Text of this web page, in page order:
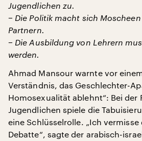
Jugendlichen zu.
− Die Politik macht sich
Partnern.
− Die Ausbildung von Lehrern
werden.
Ahmad Mansour warnte vor
Verständnis, das Geschlechter-
Homosexualität ablehnt“: Bei der
Jugendlichen spiele die
eine Schlüsselrolle. „Ich
Debatte“, sagte der arabisch-